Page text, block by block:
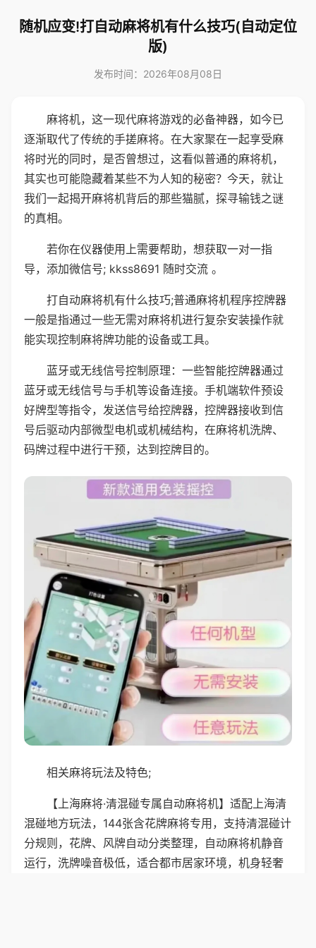
随机应变!打自动麻将机有什么技巧(自动定位
版)
发布时间：2026年08月08日
麻将机，这一现代麻将游戏的必备神器，如今已
逐渐取代了传统的手搓麻将。在大家聚在一起享受麻
将时光的同时，是否曾想过，这看似普通的麻将机，
其实也可能隐藏着某些不为人知的秘密？今天，就让
我们一起揭开麻将机背后的那些猫腻，探寻输钱之谜
的真相。
若你在仪器使用上需要帮助，想获取一对一指
导，添加微信号; kkss8691 随时交流 。
打自动麻将机有什么技巧;普通麻将机程序控牌器
一般是指通过一些无需对麻将机进行复杂安装操作就
能实现控制麻将牌功能的设备或工具。
蓝牙或无线信号控制原理：一些智能控牌器通过
蓝牙或无线信号与手机等设备连接。手机端软件预设
好牌型等指令，发送信号给控牌器，控牌器接收到信
号后驱动内部微型电机或机械结构，在麻将机洗牌、
码牌过程中进行干预，达到控牌目的。
相关麻将玩法及特色;
【上海麻将·清混碰专属自动麻将机】适配上海清
混碰地方玩法，144张含花牌麻将专用，支持清混碰计
分规则，花牌、风牌自动分类整理，自动麻将机静音
运行，洗牌噪音极低，适合都市居家环境，机身轻奢